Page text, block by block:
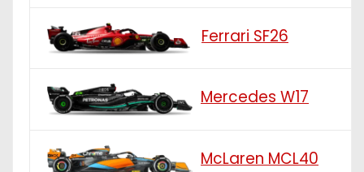
Ferrari SF26
Mercedes W17
McLaren MCL40